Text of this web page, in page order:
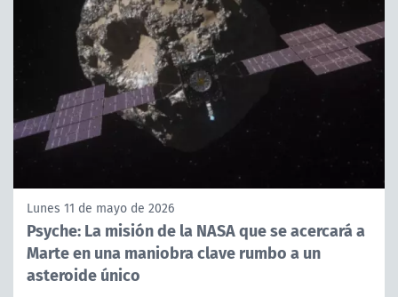
Lunes 11 de mayo de 2026
Psyche: La misión de la NASA que se acercará a
Marte en una maniobra clave rumbo a un
asteroide único